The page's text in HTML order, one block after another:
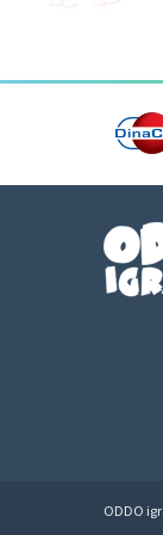
ODDO